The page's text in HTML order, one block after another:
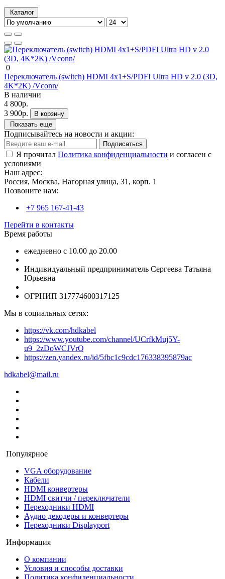
Каталог
0
Переключатель (switch) HDMI 4х1+S/PDFI Ultra HD v 2.0 (3D,
4K*2K) /Vconn/
В наличии
4 800р.
3 900р.
В корзину
Показать еще
Подписывайтесь на новости и акции:
Подписаться
Я прочитал Политика конфиденциальности и согласен с
условиями
Наш адрес:
Россия, Москва, Нагорная улица, 31, корп. 1
Позвоните нам:
+7 965 167-41-43
Перейти в контакты
Время работы
ежедневно с 10.00 до 20.00
Индивидуальный предприниматель Сергеева Татьяна
Юрьевна
ОГРНИП 317774600317125
Мы в социальных сетях:
https://vk.com/hdkabel
https://www.youtube.com/channel/UCrfkMuj5Y-
u9_2zDoWCJVrQ
https://zen.yandex.ru/id/5fbc1c9cdc176338395879ac
hdkabel@mail.ru
Популярное
VGA оборудование
Кабели
HDMI конвертеры
HDMI свитчи / переключатели
Переходники HDMI
Аудио декодеры и конвертеры
Переходники Displayport
Информация
О компании
Условия и способы доставки
Политика конфиденциальности